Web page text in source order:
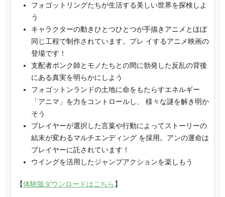
フォゴットリングたちが生活する美しい世界を探検しよ
う
キャラクターの動きひとつひとつが手描きアニメとほぼ
同じ工程で制作されています。プレ イするアニメ映画の
登場です！
支配者ボンク師とモノたちとの間に勃発した反乱の背後
にある真実を明らかにしよう
フォゴットンランドの土地に命をもたらすエネルギー
「アニマ」を力をコントロールし、 様々な謎を解き明か
そう
プレイヤーが選択した言葉や行動によってストーリーの
結末が変わるマルチエンディング を採用。アンの運命は
プレイヤーに託されています！
ウイングを活用したジャンプアクションを楽しもう
【体験版ダウンロードはこちら 】